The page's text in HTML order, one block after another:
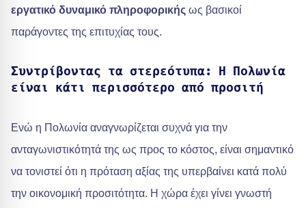
εργατικό δυναμικό πληροφορικής ως βασικοί
παράγοντες της επιτυχίας τους.
Συντρίβοντας τα στερεότυπα: Η Πολωνία
είναι κάτι περισσότερο από προσιτή
Ενώ η Πολωνία αναγνωρίζεται συχνά για την
ανταγωνιστικότητά της ως προς το κόστος, είναι σημαντικό
να τονιστεί ότι η πρόταση αξίας της υπερβαίνει κατά πολύ
την οικονομική προσιτότητα. Η χώρα έχει γίνει γνωστή